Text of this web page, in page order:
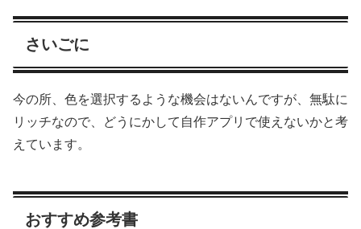
さいごに
今の所、色を選択するような機会はないんですが、無駄に
リッチなので、どうにかして自作アプリで使えないかと考
えています。
おすすめ参考書